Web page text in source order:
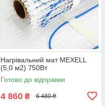
Нагрівальний мат MEXELL
(5,0 м2) 750Вт
Готово до відправки
4 860 ₴ 6 480 ₴